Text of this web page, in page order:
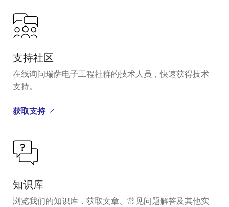
支持社区
在线询问瑞萨电子工程社群的技术人员，快速获得技术
支持。
获取支持
知识库
浏览我们的知识库，获取文章、常见问题解答及其他实